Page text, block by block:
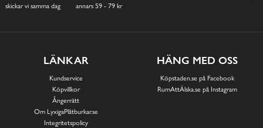
skickar vi samma dag
annars 59 - 79 kr
LÄNKAR
Kundservice
Köpvillkor
Ångerrätt
Om LyxigaPlåtburkar.se
Integritetspolicy
HÄNG MED OSS
Köpstaden.se på Facebook
RumAttÄlska.se på Instagram